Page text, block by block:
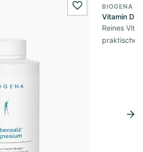
wishlist.add
BIOGENA
Vitamin D3
Reines
praktischer